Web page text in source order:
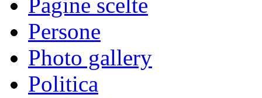
Persone
Photo gallery
Politica